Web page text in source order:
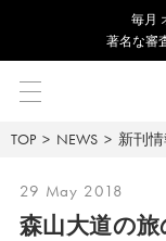
毎⽉
著名な審
TOP NEWS 新刊
29 May 2018
森山大道の